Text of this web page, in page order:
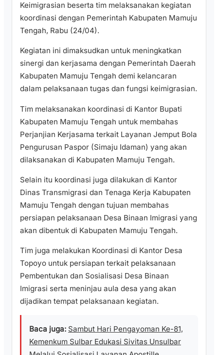
Keimigrasian beserta tim melaksanakan kegiatan
koordinasi dengan Pemerintah Kabupaten Mamuju
Tengah, Rabu (24/04).
Kegiatan ini dimaksudkan untuk meningkatkan
sinergi dan kerjasama dengan Pemerintah Daerah
Kabupaten Mamuju Tengah demi kelancaran
dalam pelaksanaan tugas dan fungsi keimigrasian.
Tim melaksanakan koordinasi di Kantor Bupati
Kabupaten Mamuju Tengah untuk membahas
Perjanjian Kerjasama terkait Layanan Jemput Bola
Pengurusan Paspor (Simaju Idaman) yang akan
dilaksanakan di Kabupaten Mamuju Tengah.
Selain itu koordinasi juga dilakukan di Kantor
Dinas Transmigrasi dan Tenaga Kerja Kabupaten
Mamuju Tengah dengan tujuan membahas
persiapan pelaksanaan Desa Binaan Imigrasi yang
akan dibentuk di Kabupaten Mamuju Tengah.
Tim juga melakukan Koordinasi di Kantor Desa
Topoyo untuk persiapan terkait pelaksanaan
Pembentukan dan Sosialisasi Desa Binaan
Imigrasi serta meninjau aula desa yang akan
dijadikan tempat pelaksanaan kegiatan.
Baca juga: Sambut Hari Pengayoman Ke-81,
Kemenkum Sulbar Edukasi Sivitas Unsulbar